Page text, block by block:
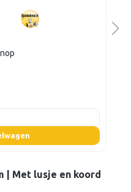
| Met lusje en koord